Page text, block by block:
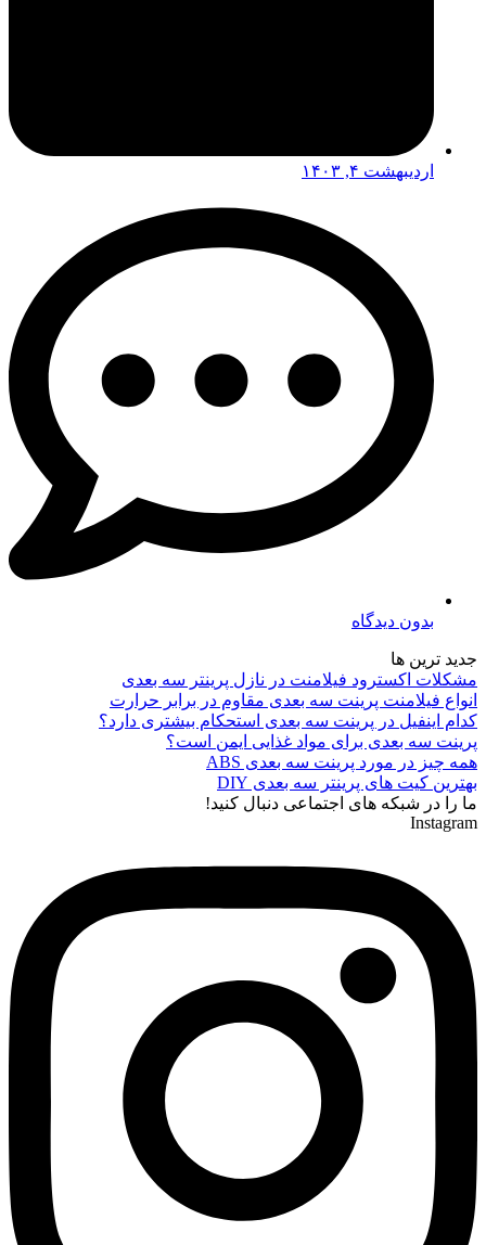
اردیبهشت ۴, ۱۴۰۳
بدون دیدگاه
جدید ترین ها
مشکلات اکسترود فیلامنت در نازل پرینتر سه بعدی
انواع فیلامنت پرینت سه بعدی مقاوم در برابر حرارت
کدام اینفیل در پرینت سه بعدی استحکام بیشتری دارد؟
پرینت سه بعدی برای مواد غذایی ایمن است؟
همه چیز در مورد پرینت سه بعدی ABS
بهترین کیت های پرینتر سه بعدی DIY
ما را در شبکه های اجتماعی دنبال کنید!
Instagram